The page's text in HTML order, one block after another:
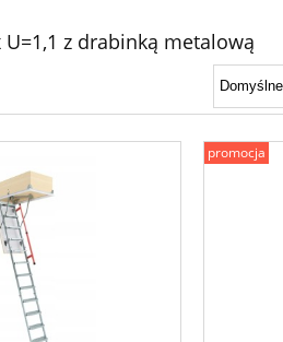
z drabinką metalową
promocja